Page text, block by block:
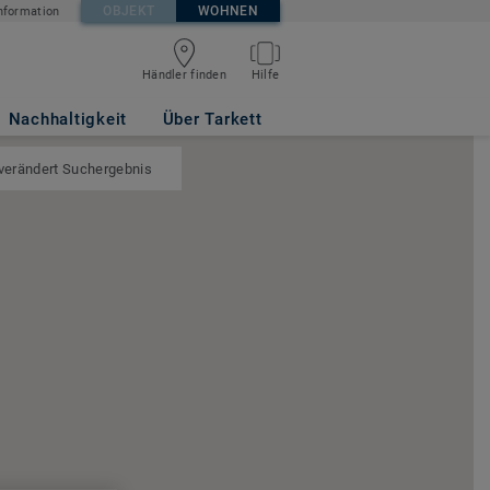
OBJEKT WOHNEN
Händler finden Hilfe
Nachhaltigkeit Über Tarkett
Suchergebnis